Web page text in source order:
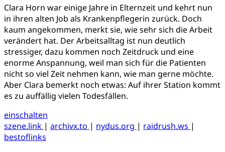
Clara Horn war einige Jahre in Elternzeit und kehrt nun
in ihren alten Job als Krankenpflegerin zurück. Doch
kaum angekommen, merkt sie, wie sehr sich die Arbeit
verändert hat. Der Arbeitsalltag ist nun deutlich
stressiger, dazu kommen noch Zeitdruck und eine
enorme Anspannung, weil man sich für die Patienten
nicht so viel Zeit nehmen kann, wie man gerne möchte.
Aber Clara bemerkt noch etwas: Auf ihrer Station kommt
es zu auffällig vielen Todesfällen.
einschalten
szene.link | archivx.to | nydus.org | raidrush.ws |
bestoflinks